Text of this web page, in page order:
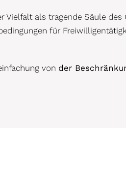
als tragende Säule des
für
von der